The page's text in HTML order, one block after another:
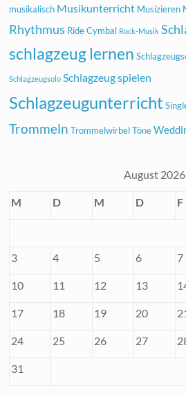
musikalisch Musikunterricht Musizieren
Rhythmus Ride Cymbal Rock-Musik
schlagzeug lernen
Schlagzeugsolo Schlagzeug spielen
Schlagzeugunterricht
Trommeln Trommelwirbel Töne
August 2026
M D M D F
3 4 5 6 7
10 11 12 13
17 18 19 20
24 25 26 27
31